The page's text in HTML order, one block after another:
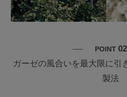
POINT 02
ガーゼの風合いを最大限に引
製法